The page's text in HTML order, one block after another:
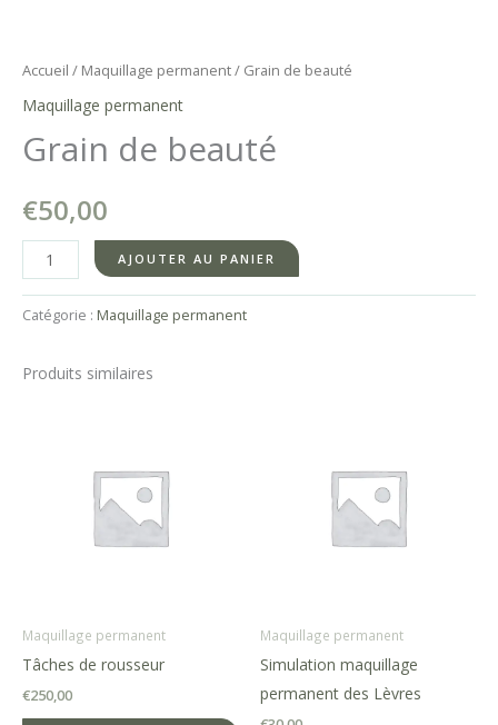
Accueil / Maquillage permanent/ Grain de beauté
Maquillage permanent
Grain de beauté
€50,00
quantité
de
Grain
beauté
AJOUTER AU PANIER
Catégorie : Maquillage permanent
Produits similaires
Maquillage permanent
Tâches de rousseur
€250,00
Maquillage permanent
Simulation maquillage
permanent des Lèvres